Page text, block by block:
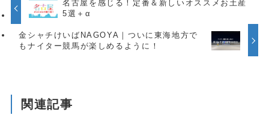
名古屋を感じる！定番＆新しいオススメお土産
5選＋α
金シャチけいばNAGOYA｜ついに東海地方で
もナイター競馬が楽しめるように！
関連記事